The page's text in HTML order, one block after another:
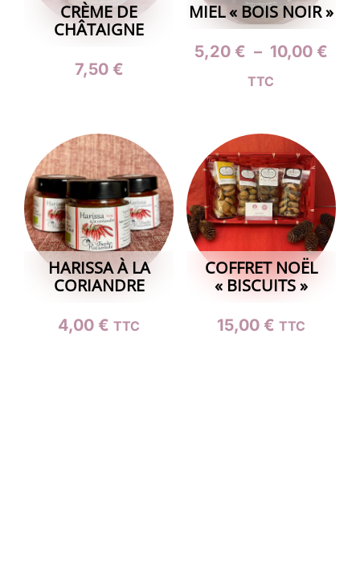
CRÈME DE
CHÂTAIGNE
7,50 €
MIEL « BOIS NOIR »
5,20 € – 10,00 €
à
TTC
a
plusieurs
variations.
Les
options
peuvent
être
sur
HARISSA À LA
CORIANDRE
4,00€ TTC
COFFRET NOËL
« BISCUITS »
15,00 € TTC